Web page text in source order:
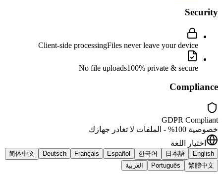
Security
Client-side processingFiles never leave your device
No file uploads100% private & secure
Compliance
GDPR Compliant
خصوصية 100% - الملفات لا تغادر جهازك
اختيار اللغة
English
日本語
한국어
Español
Français
Deutsch
简体中文
繁體中文
Português العربية